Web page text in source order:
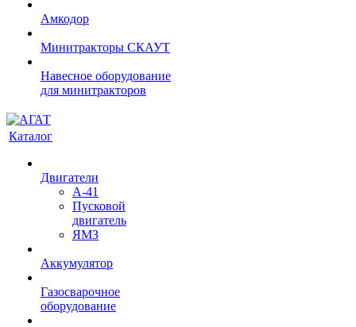
Амкодор
Минитракторы СКАУТ
Навесное оборудование
для минитракторов
Каталог
Двигатели
А-41
Пусковой
двигатель
ЯМЗ
Аккумулятор
Газосварочное
оборудование